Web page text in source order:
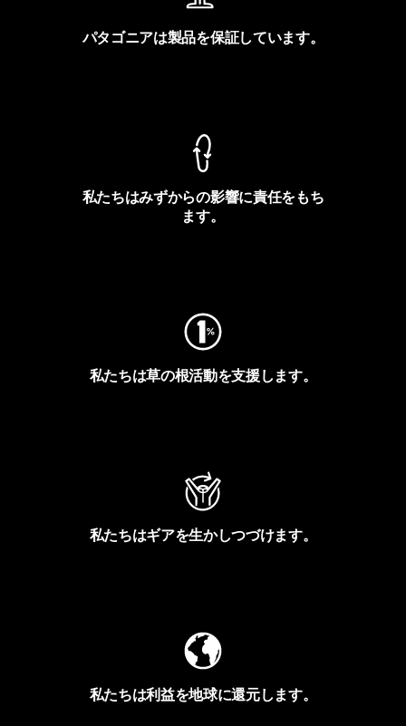
パタゴニアは製品を保証しています。
私たちはみずからの影響に責任をもち
ます。
私たちは草の根活動を支援します。
私たちはギアを生かしつづけます。
私たちは利益を地球に還元します。